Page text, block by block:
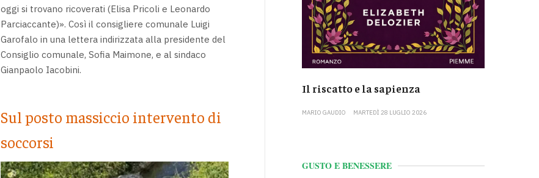
oggi si trovano ricoverati (Elisa Pricoli e Leonardo
Parciaccante)». Così il consigliere comunale Luigi
Garofalo in una lettera indirizzata alla presidente del
Consiglio comunale, Sofia Maimone, e al sindaco
Gianpaolo Iacobini.
Sul posto massiccio intervento di
soccorsi
Il riscatto e la sapienza
MARIO GAUDIO MARTEDÌ 28 LUGLIO 2026
GUSTO E BENESSERE